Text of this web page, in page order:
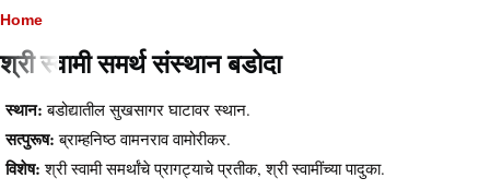
Breadcrumb
Home
श्री स्वामी समर्थ संस्थान बडोदा
स्थान:बडोद्यातील सुखसागर घाटावर स्थान.
सत्पुरूष: ब्राम्हनिष्ठ वामनराव वामोरीकर.
विशेष: श्री स्वामी समर्थांचे प्रागट्याचे प्रतीक, श्री स्वामींच्या पादुका.